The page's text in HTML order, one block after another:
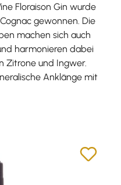
Floraison Gin wurde
gewonnen. Die
machen sich auch
harmonieren dabei
Zitrone und Ingwer.
Anklänge mit